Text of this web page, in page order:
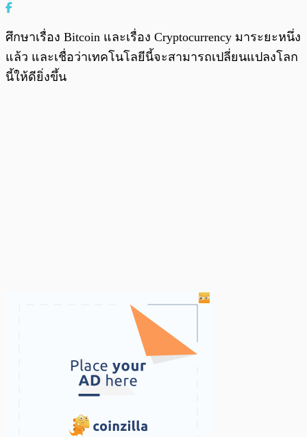
ศึกษาเรื่อง Bitcoin และเรื่อง Cryptocurrency มาระยะหนึ่ง
แล้ว และเชื่อว่าเทคโนโลยีนี้จะสามารถเปลี่ยนแปลงโลก
นี้ให้ดียิ่งขึ้น